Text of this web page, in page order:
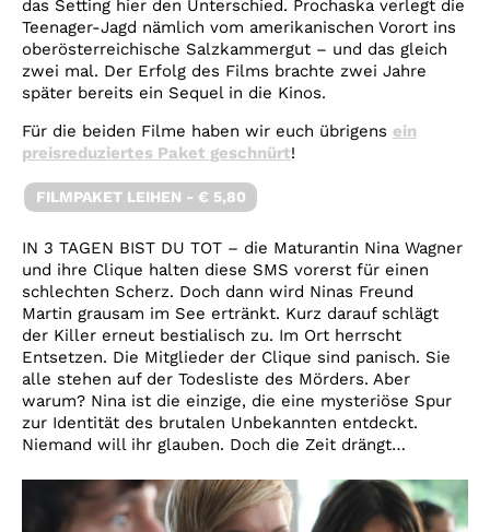
das Setting hier den Unterschied. Prochaska verlegt die
Teenager-Jagd nämlich vom amerikanischen Vorort ins
oberösterreichische Salzkammergut – und das gleich
zwei mal. Der Erfolg des Films brachte zwei Jahre
später bereits ein Sequel in die Kinos.
Für die beiden Filme haben wir euch übrigens ein
preisreduziertes Paket geschnürt!
FILMPAKET LEIHEN - € 5,80
IN 3 TAGEN BIST DU TOT – die Maturantin Nina Wagner
und ihre Clique halten diese SMS vorerst für einen
schlechten Scherz. Doch dann wird Ninas Freund
Martin grausam im See ertränkt. Kurz darauf schlägt
der Killer erneut bestialisch zu. Im Ort herrscht
Entsetzen. Die Mitglieder der Clique sind panisch. Sie
alle stehen auf der Todesliste des Mörders. Aber
warum? Nina ist die einzige, die eine mysteriöse Spur
zur Identität des brutalen Unbekannten entdeckt.
Niemand will ihr glauben. Doch die Zeit drängt…